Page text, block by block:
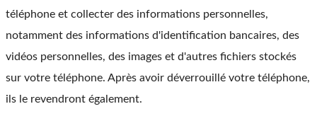
téléphone et collecter des informations personnelles,
notamment des informations d'identification bancaires, des
vidéos personnelles, des images et d'autres fichiers stockés
sur votre téléphone. Après avoir déverrouillé votre téléphone,
ils le revendront également.